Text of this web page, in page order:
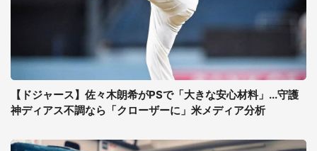
【ドジャース】佐々木朗希がPSで「大きな安心材料」...守護
神ディアス不調なら「クローザーに」米メディア分析